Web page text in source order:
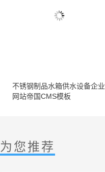
不锈钢制品水箱供水设备企业
网站帝国CMS模板
为您推荐